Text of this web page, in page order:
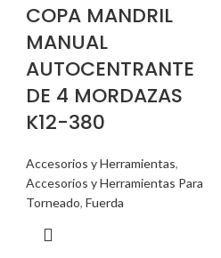
COPA MANDRIL
MANUAL
AUTOCENTRANTE
DE 4 MORDAZAS
K12-380
Accesorios y Herramientas,
Accesorios y Herramientas Para
Torneado, Fuerda